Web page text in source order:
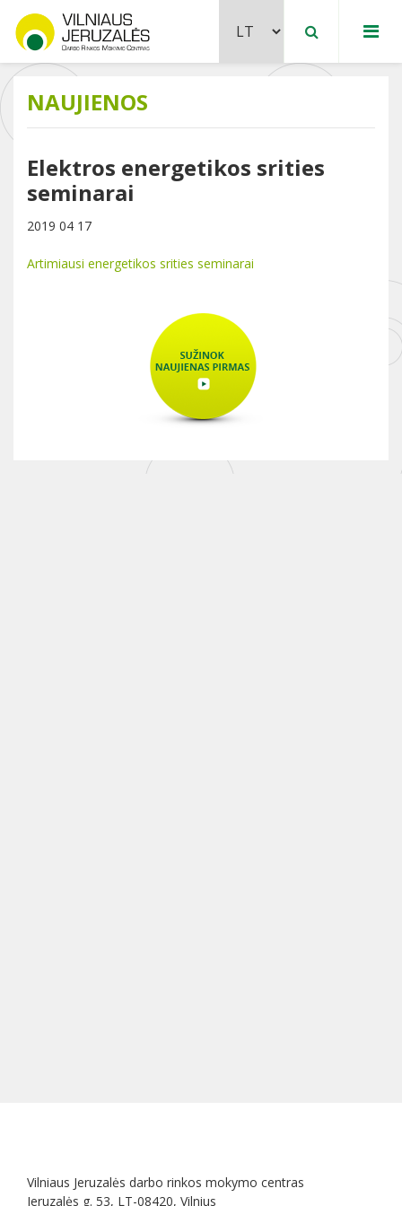
NAUJIENOS
Elektros energetikos srities
seminarai
2019 04 17
Artimiausi energetikos srities seminarai
Vilniaus Jeruzalės darbo rinkos mokymo centras
Jeruzalės g. 53, LT-08420, Vilnius